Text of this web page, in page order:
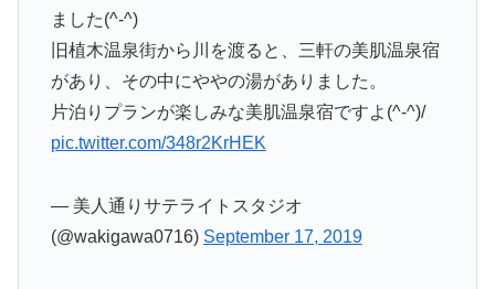
ました(^-^)
旧植木温泉街から川を渡ると、三軒の美肌温泉宿
があり、その中にややの湯がありました。
片泊りプランが楽しみな美肌温泉宿ですよ(^-^)/
pic.twitter.com/348r2KrHEK
— 美人通りサテライトスタジオ
(@wakigawa0716) September 17, 2019